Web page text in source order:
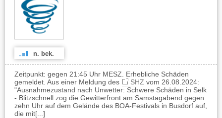
n. bek.
Zeitpunkt: gegen 21:45 Uhr MESZ. Erhebliche Schäden
gemeldet. Aus einer Meldung des
SHZ vom 26.08.2024:
"Ausnahmezustand nach Unwetter: Schwere Schäden in Selk
- Blitzschnell zog die Gewitterfront am Samstagabend gegen
zehn Uhr auf dem Gelände des BOA-Festivals in Busdorf auf,
die mit[...]